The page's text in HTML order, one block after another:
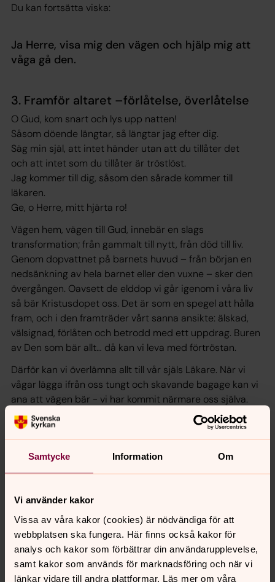
Samtycke Information Om
Vi använder kakor
Vissa av våra kakor (cookies) är nödvändiga för att
webbplatsen ska fungera. Här finns också kakor för
analys och kakor som förbättrar din användarupplevelse,
samt kakor som används för marknadsföring och när vi
länkar vidare till andra plattformar. Läs mer om våra
Du kan fortsätta viska:
Ja Herre, visa mig den vägen och hjälp mig att
våga gå den.
3. Framför altaret –förlåtelse, överlåtelse
O Gud, kom snart och lys upp natten!
Såsom döende längtar, så längtar jag efter dig.
Säg min själ, att intet händer utan att du tillåter det
och att intet som du tillåter är tröstlöst.
Jag kommer till dig, såsom den sårade kommer till
läkaren.
Ge, o Herre, mitt hjärta ro!
Vägen hem, vägen till Gud, innebär en slags
transformation; från gammalt till nytt, från död till liv.
Genom dopvattnet på barnets huvud – från början en
nedsänkning av hela barnet eller den vuxne – sker den
övergången. Oavsett de elddop vi går igenom i våra liv
så bär Kristusdopet oss. Det är som en spegel att hålla
fram, och i den framträder vårt sanna ansikte: älskad,
välsignad, förlåten och betrodd med ett uppdrag. Buren
av Den som bär allt… då kan vi leva med förtröstan.
Därför kan vi överlämna allt till vår själs Läkare. När vi
vågar lägga ifrån oss tungt och skavande bagage kan vi
ana att vägen bär - vi har kommit närmare oss själva.
Hjärtat kan börja läkas när vi lägger fram inför Gud vad
vi behöver be om förlåtelse för och kanske själva
behöver förlåta. Du kan viska:
ta hand om mig, förlåt mig och hjälp mig att
4. I bänken - att vara människa
Herre Gud, för vilken ingenting är omöjligt;